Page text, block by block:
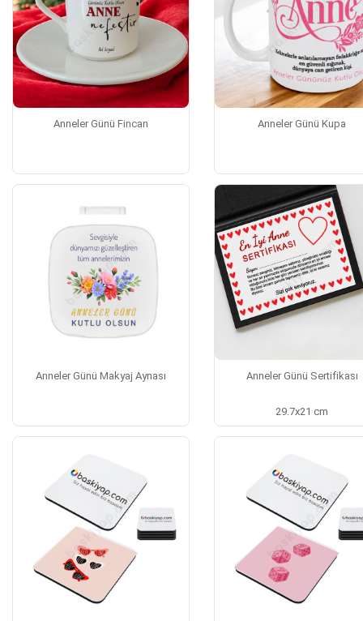
Anneler Günü Fincan Anneler Günü Kupa
Anneler Günü Makyaj Aynası Anneler Günü Sertifikası
29.7x21 cm